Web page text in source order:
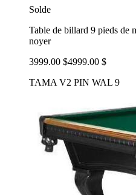
Solde
Table de billard 9 pieds de
noyer
3999.00 $4999.00 $
TAMA V2 PIN WAL 9